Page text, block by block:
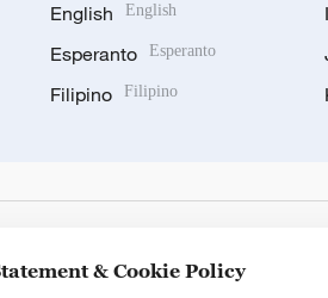
English English
Esperanto Esperanto
Filipino Filipino
& Cookie Policy